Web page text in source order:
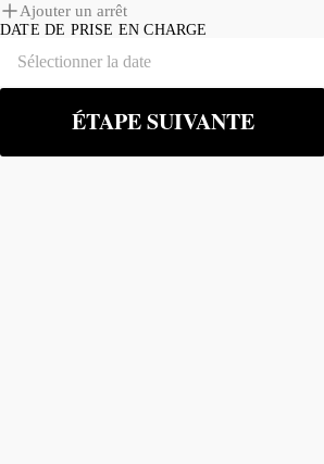
Ajouter un arrêt
DATE DE PRISE EN CHARGE
ÉTAPE SUIVANTE